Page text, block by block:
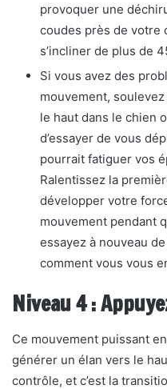
provoquer une
coudes près de votre
s’incliner de plus de
Si vous avez des
mouvement,
le haut dans le chien
d’essayer de vous
pourrait fatiguer vos
Ralentissez la
développer votre
mouvement pendant
essayez à nouveau
comment vous vous
Niveau 4 :
Ce mouvement puissant
générer un élan vers le
contrôle, et c’est la